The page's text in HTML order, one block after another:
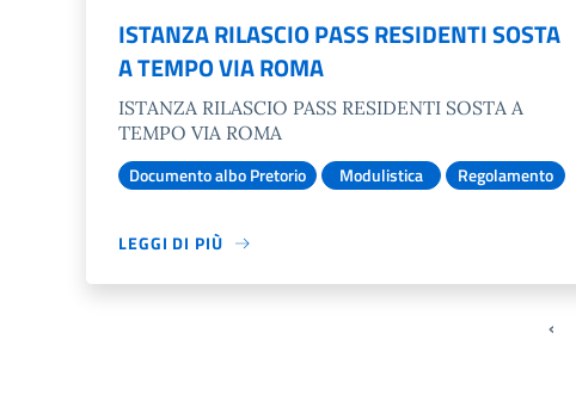
ISTANZA RILASCIO PASS RESIDENTI SOSTA
A TEMPO VIA ROMA
ISTANZA RILASCIO PASS RESIDENTI SOSTA A
TEMPO VIA ROMA
Documento albo Pretorio Modulistica Regolamento
LEGGI DI PIÙ
‹